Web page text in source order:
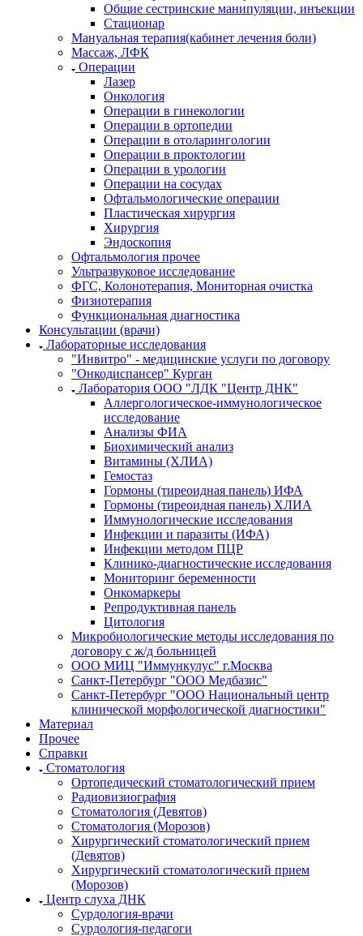
Общие сестринские манипуляции, инъекции
Стационар
Мануальная терапия(кабинет лечения боли)
Массаж, ЛФК
Операции
Лазер
Онкология
Операции в гинекологии
Операции в ортопедии
Операции в отоларингологии
Операции в проктологии
Операции в урологии
Операции на сосудах
Офтальмологические операции
Пластическая хирургия
Хирургия
Эндоскопия
Офтальмология прочее
Ультразвуковое исследование
ФГС, Колонотерапия, Мониторная очистка
Физиотерапия
Функциональная диагностика
Консультации (врачи)
Лабораторные исследования
"Инвитро" - медицинские услуги по договору
"Онкодиспансер" Курган
Лаборатория ООО "ЛДК "Центр ДНК"
Аллергологическое-иммунологическое
исследование
Анализы ФИА
Биохимический анализ
Витамины (ХЛИА)
Гемостаз
Гормоны (тиреоидная панель) ИФА
Гормоны (тиреоидная панель) ХЛИА
Иммунологические исследования
Инфекции и паразиты (ИФА)
Инфекции методом ПЦР
Клинико-диагностические исследования
Мониторинг беременности
Онкомаркеры
Репродуктивная панель
Цитология
Микробиологические методы исследования по
договору с ж/д больницей
ООО МИЦ "Иммункулус" г.Москва
Санкт-Петербург "ООО Медбазис"
Санкт-Петербург "ООО Национальный центр
клинической морфологической диагностики"
Материал
Прочее
Справки
Стоматология
Ортопедический стоматологический прием
Радиовизиография
Стоматология (Девятов)
Стоматология (Морозов)
Хирургический стоматологический прием
(Девятов)
Хирургический стоматологический прием
(Морозов)
Центр слуха ДНК
Сурдология-врачи
Сурдология-педагоги